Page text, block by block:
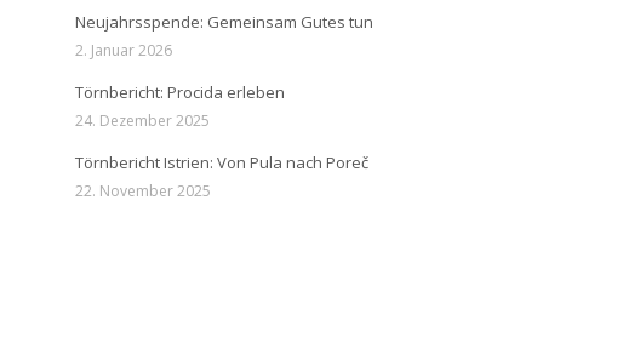
Neujahrsspende: Gemeinsam Gutes tun
2. Januar 2026
Törnbericht: Procida erleben
24. Dezember 2025
Törnbericht Istrien: Von Pula nach Poreč
22. November 2025